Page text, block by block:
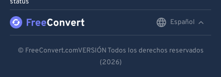
status
Español
Español
© FreeConvert.comVERSIÓN Todos los derechos reservados
(2026)